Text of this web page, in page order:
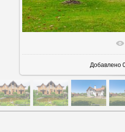
В
Добавлено